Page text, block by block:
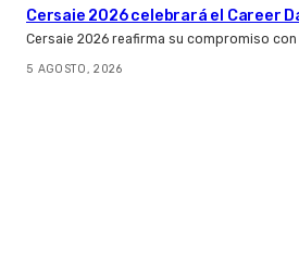
Cersaie 2026 celebrará el Career
Cersaie 2026 reafirma su compromiso
5 AGOSTO, 2026